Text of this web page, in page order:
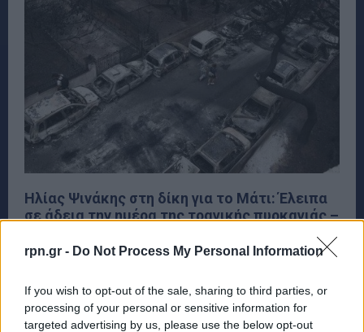
rpn.gr - Do Not Process My Personal Information
If you wish to opt-out of the sale, sharing to third parties, or
processing of your personal or sensitive information for
targeted advertising by us, please use the below opt-out
Ηλίας Ψινάκης στη δίκη για το Μάτι: Έλειπα
σε άδεια την ημέρα της τραγικής πυρκαγιάς –
ΜΑΡΑΘΩΝΑΣ - ΝΕΑ ΜΑΚΡΗ 20 Φεβρουαρίου, 2025
Με τις απολογίες του τότε δημάρχου Μαραθώνα Ηλία
Ψινάκη και του αντιδημάρχου του, για θέματα
Καθαριότητας και Πολιτικής Προστασίας Βάιου Θανασιά,